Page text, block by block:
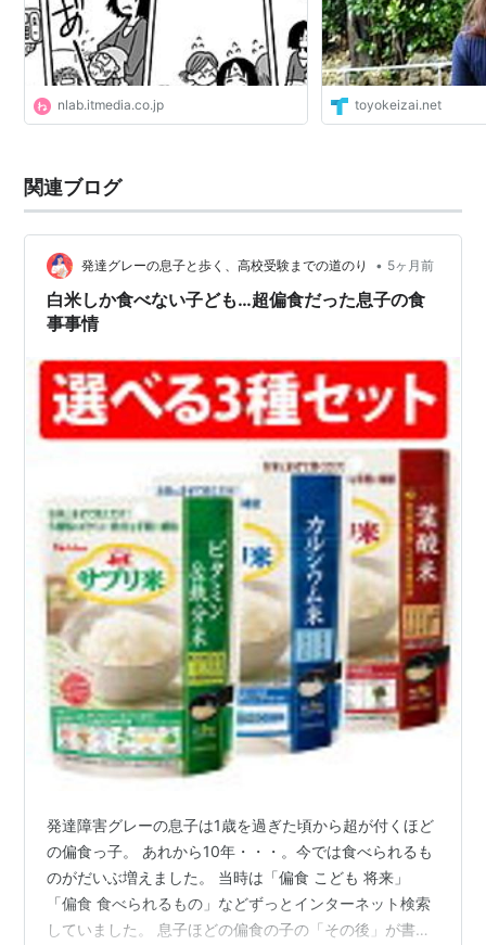
nlab.itmedia.co.jp toyokeizai.net
関連ブログ
発達グレーの息子と歩く、高校受験までの道のり • 5ヶ月前
白米しか食べない子ども…超偏食だった息子の食
事事情
発達障害グレーの息子は1歳を過ぎた頃から超が付くほど
の偏食っ子。 あれから10年・・・。今では食べられるも
のがだいぶ増えました。 当時は「偏食 こども 将来」
「偏食 食べられるもの」などずっとインターネット検索
していました。 息子ほどの偏食の子の「その後」が書か